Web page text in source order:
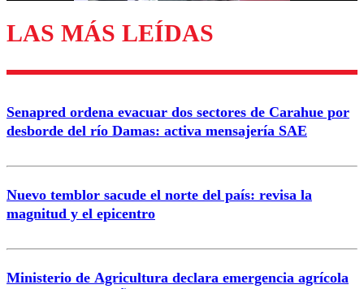
Enviar comentario
LAS MÁS LEÍDAS
Senapred ordena evacuar dos sectores de Carahue por
desborde del río Damas: activa mensajería SAE
Nuevo temblor sacude el norte del país: revisa la
magnitud y el epicentro
Ministerio de Agricultura declara emergencia agrícola